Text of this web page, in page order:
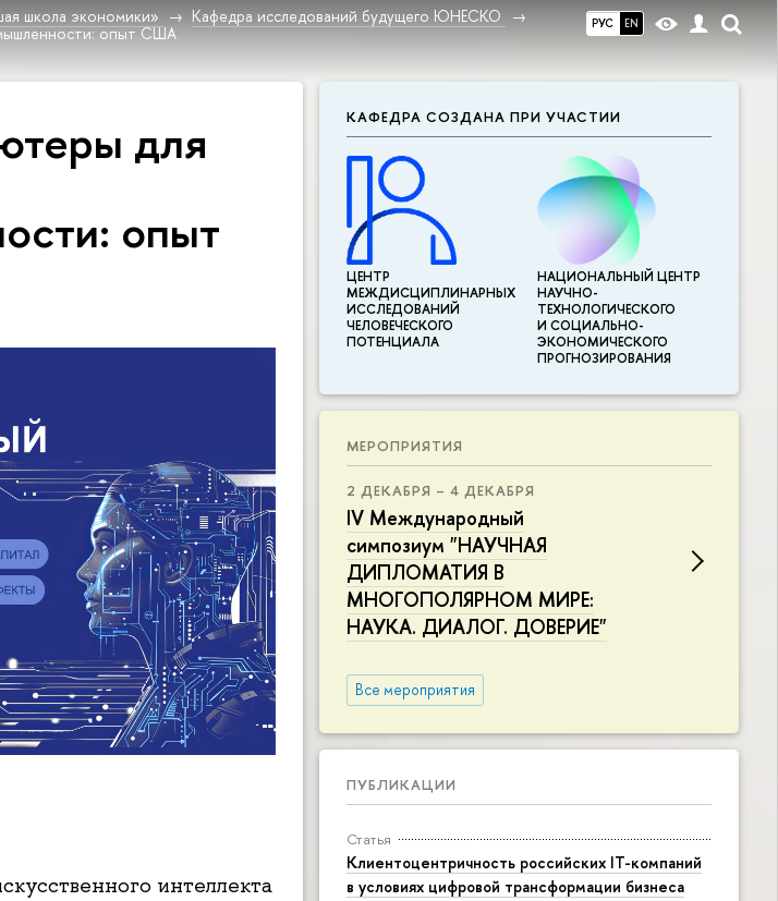
РУС EN
школа экономики»
Кафедра исследований будущего ЮНЕСКО
опыт США
КАФЕДРА СОЗДАНА ПРИ УЧАСТИИ
ЦЕНТР
МЕЖДИСЦИПЛИНАР­НЫХ
ИССЛЕДОВАНИЙ
ЧЕЛОВЕЧЕСКОГО
ПОТЕНЦИАЛА
НАЦИОНАЛЬНЫЙ ЦЕНТР
НАУЧНО-
ТЕХНОЛОГИЧЕСКОГО
И СОЦИАЛЬНО-
ЭКОНОМИЧЕСКОГО
ПРОГНОЗИРОВАНИЯ
МЕРОПРИЯТИЯ
2 ДЕКАБРЯ – 4 ДЕКАБРЯ
IV Международный
симпозиум "НАУЧНАЯ
ДИПЛОМАТИЯ В
МНОГОПОЛЯРНОМ МИРЕ:
НАУКА. ДИАЛОГ. ДОВЕРИЕ"
Все мероприятия
ПУБЛИКАЦИИ
Статья
Клиентоцентричность российских IT-компаний
в условиях цифровой трансформации бизнеса
для
опыт
интеллекта